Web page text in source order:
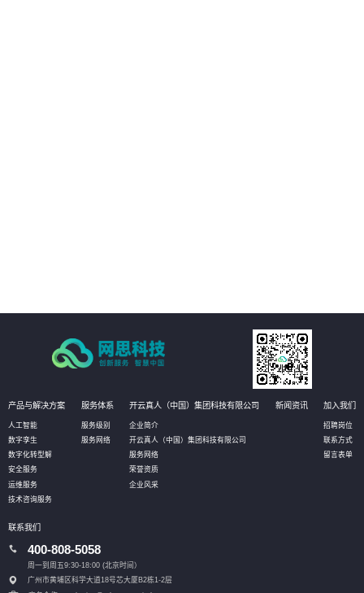
产品与解决方案
人工智能
数字孪生
数字化转型解
安全服务
运维服务
技术咨询服务
服务体系
服务级别
服务网络
开云真人（中国）集团科技有限公司
企业简介
开云真人（中国）集团科技有限公司
服务网络
荣誉资质
企业风采
新闻资讯 加入我们
招聘岗位
联系方式
留言表单
联系我们
400-808-5058
周一到周五9:30-18:00 (北京时间）
广州市黄埔区科学大道18号芯大厦B2栋1-2层